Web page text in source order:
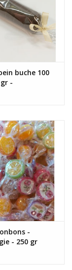
buche 100
-
smaken
-
- 250 gr